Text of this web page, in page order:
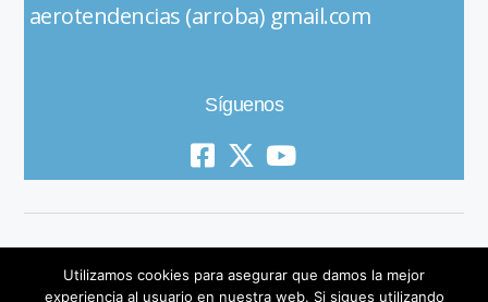
aerotendencias (arroba) gmail.com
Síguenos
Utilizamos cookies para asegurar que damos la mejor
experiencia al usuario en nuestra web. Si sigues utilizando